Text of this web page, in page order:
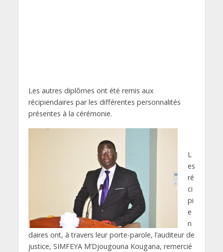
Les autres diplômes ont été remis aux
récipiendaires par les différentes personnalités
présentes à la cérémonie.
L
es
ré
ci
pi
e
n
daires ont, à travers leur porte-parole, l’auditeur de
justice, SIMFEYA M’Djougouna Kougana, remercié